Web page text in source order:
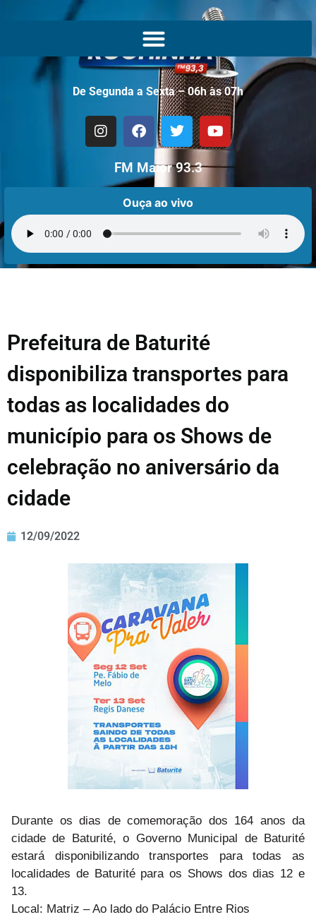
De Segunda a Sexta – 06h às 07h
FM Maior 93.3
Ouça ao vivo
Prefeitura de Baturité
disponibiliza transportes para
todas as localidades do
município para os Shows de
celebração no aniversário da
cidade
12/09/2022
Durante os dias de comemoração dos 164 anos da
cidade de Baturité, o Governo Municipal de Baturité
estará disponibilizando transportes para todas as
localidades de Baturité para os Shows dos dias 12 e
13.
Local: Matriz – Ao lado do Palácio Entre Rios